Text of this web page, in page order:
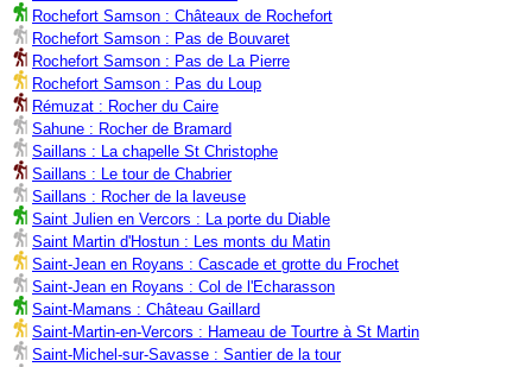
Rochefort Samson : Châteaux de Rochefort
Rochefort Samson : Pas de Bouvaret
Rochefort Samson : Pas de La Pierre
Rochefort Samson : Pas du Loup
Rémuzat : Rocher du Caire
Sahune : Rocher de Bramard
Saillans : La chapelle St Christophe
Saillans : Le tour de Chabrier
Saillans : Rocher de la laveuse
Saint Julien en Vercors : La porte du Diable
Saint Martin d'Hostun : Les monts du Matin
Saint-Jean en Royans : Cascade et grotte du Frochet
Saint-Jean en Royans : Col de l'Echarasson
Saint-Mamans : Château Gaillard
Saint-Martin-en-Vercors : Hameau de Tourtre à St Martin
Saint-Michel-sur-Savasse : Santier de la tour